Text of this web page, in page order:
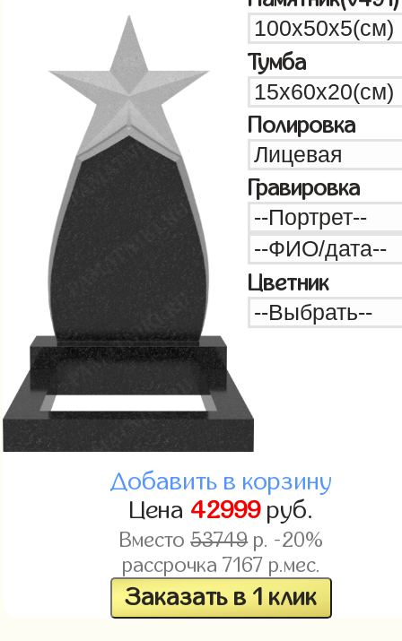
Тумба
Полировка
Гравировка
Цветник
Добавить в корзину
Цена 42999руб.
Вместо53749р. -20%
рассрочка7167 р.мес.
Заказать в 1 клик